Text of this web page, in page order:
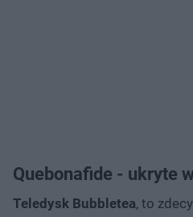
Quebonafide - ukryte
Teledysk Bubbletea, to